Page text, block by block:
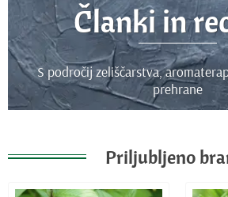
Članki in
S področij zeliščarstva,
prehrane
Priljubljeno